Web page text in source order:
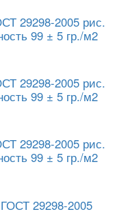
29298-2005 рис.
99 ± 5 гр./м2
29298-2005 рис.
99 ± 5 гр./м2
29298-2005 рис.
99 ± 5 гр./м2
29298-2005